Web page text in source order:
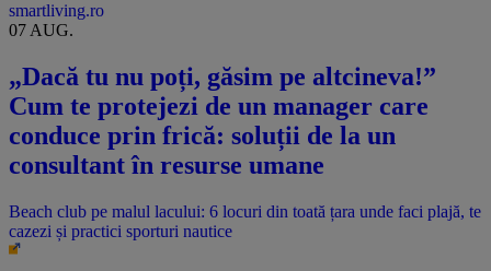
smartliving.ro
07 AUG.
„Dacă tu nu poți, găsim pe altcineva!”
Cum te protejezi de un manager care
conduce prin frică: soluții de la un
consultant în resurse umane
Beach club pe malul lacului: 6 locuri din toată țara unde faci plajă, te
cazezi și practici sporturi nautice